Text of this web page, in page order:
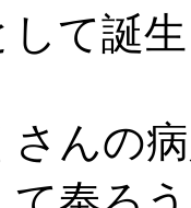
て誕
んの